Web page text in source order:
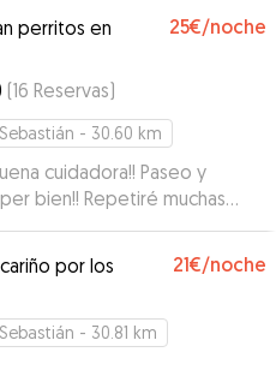
con ella! Además a él
La recomiendo 100%!
seguro!
perritos en
25€/noche
(16 Reservas)
- 30.60 km
cuidadora!! Paseo y
bien!! Repetiré muchas
por los
21€/noche
- 30.81 km